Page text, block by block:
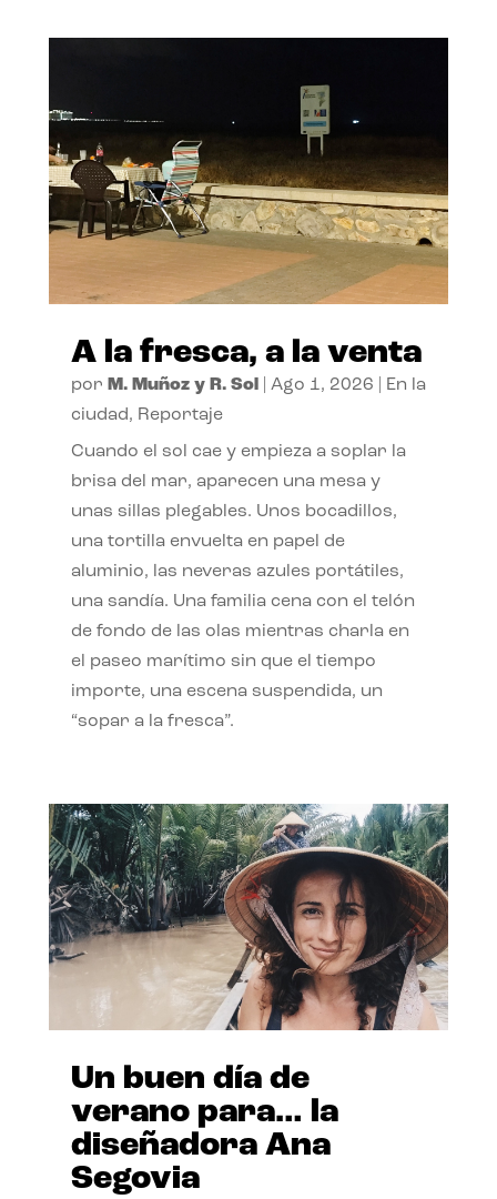
A la fresca, a la venta
por M. Muñoz y R. Sol| Ago 1, 2026
En la
ciudad, Reportaje
Cuando el sol cae y empieza a soplar la
brisa del mar, aparecen una mesa y
unas sillas plegables. Unos bocadillos,
una tortilla envuelta en papel de
aluminio, las neveras azules portátiles,
una sandía. Una familia cena con el telón
de fondo de las olas mientras charla en
el paseo marítimo sin que el tiempo
importe, una escena suspendida, un
“sopar a la fresca”.
Un buen día de
verano para… la
diseñadora Ana
Segovia